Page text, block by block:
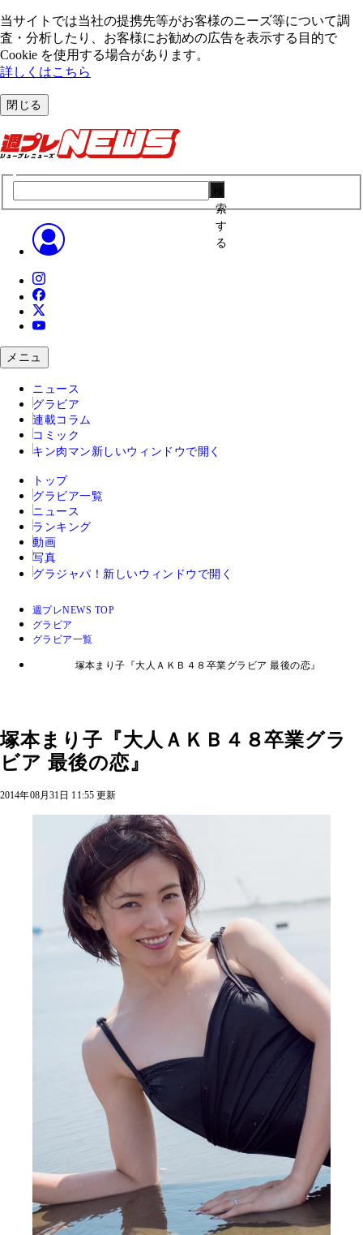
当サイトでは当社の提携先等がお客様のニーズ等について調
査・分析したり、お客様にお勧めの広告を表⽰する⽬的で
Cookie を使⽤する場合があります。
詳しくはこちら
閉じる
索
す
る
メニュ
ニュース
グラビア
連載コラム
コミック
キン肉マン 新しいウィンドウで開く
トップ
グラビア一覧
ニュース
ランキング
動画
写真
グラジャパ！ 新しいウィンドウで開く
週プレNEWS TOP
グラビア
グラビア一覧
塚本まり子『大人ＡＫＢ４８卒業グラビア 最後の恋』
塚本まり子『大人ＡＫＢ４８卒業グラ
ビア 最後の恋』
2014年08月31日 11:55 更新